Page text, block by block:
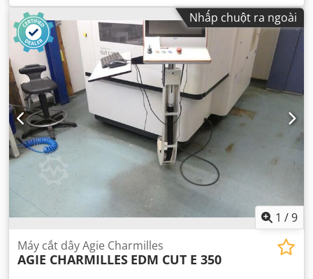
Nhấp chuột ra ngoài
1 /9
Máy cắt dây Agie Charmilles
AGIE CHARMILLES EDM CUT E 350